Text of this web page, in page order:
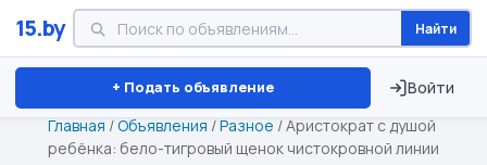
15.by Найти
+ Подать объявление Войти
Минск Витебск Брест ⏱ ТОЛЬКО 15 ДНЕЙ
Главная /Объявления /Разное /Аристократ с душой
ребёнка: бело-тигровый щенок чистокровной линии